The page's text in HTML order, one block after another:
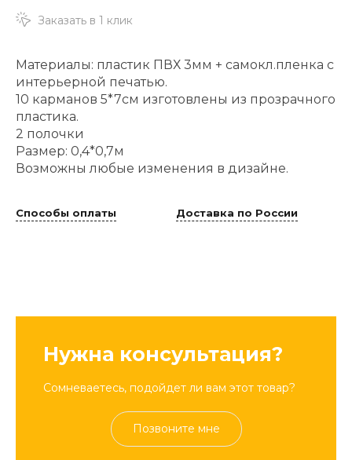
Заказать в 1 клик
Материалы: пластик ПВХ 3мм + самокл.пленка с
интерьерной печатью.
10 карманов 5*7см изготовлены из прозрачного
пластика.
2 полочки
Размер: 0,4*0,7м
Возможны любые изменения в дизайне.
Способы оплаты Доставка по России
Нужна консультация?
Сомневаетесь, подойдет ли вам этот товар?
Позвоните мне